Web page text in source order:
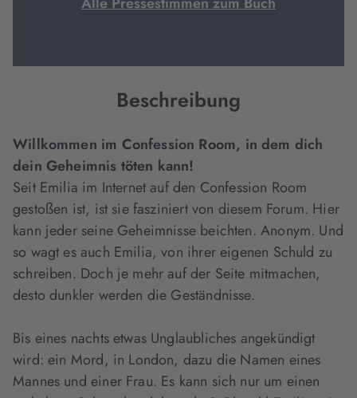
Beschreibung
Willkommen im Confession Room, in dem dich
dein Geheimnis töten kann!
Seit Emilia im Internet auf den Confession Room
gestoßen ist, ist sie fasziniert von diesem Forum. Hier
kann jeder seine Geheimnisse beichten. Anonym. Und
so wagt es auch Emilia, von ihrer eigenen Schuld zu
schreiben. Doch je mehr auf der Seite mitmachen,
desto dunkler werden die Geständnisse.
Bis eines nachts etwas Unglaubliches angekündigt
wird: ein Mord, in London, dazu die Namen eines
Mannes und einer Frau. Es kann sich nur um einen